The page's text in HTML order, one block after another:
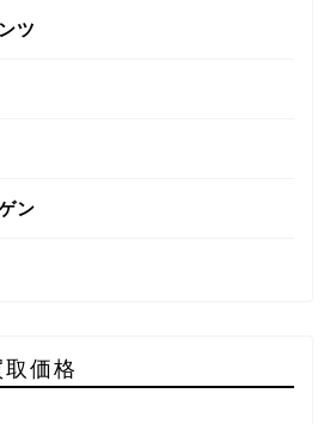
ツ
ン
価格